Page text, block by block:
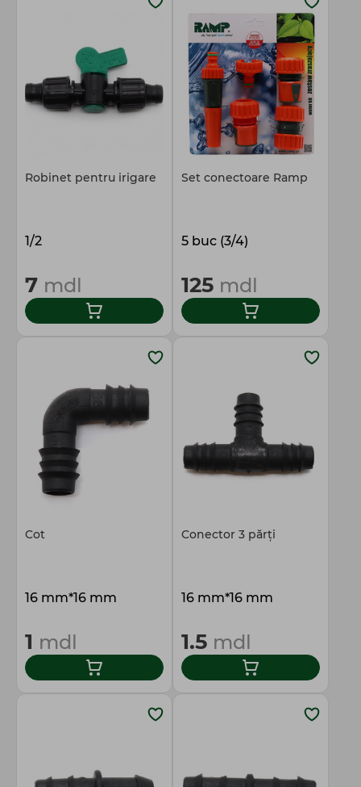
Robinet pentru irigare
1/2
7 mdl
Set conectoare Ramp
5 buc (3/4)
125 mdl
Cot
16 mm*16 mm
1 mdl
Conector 3 părți
16 mm*16 mm
1.5 mdl